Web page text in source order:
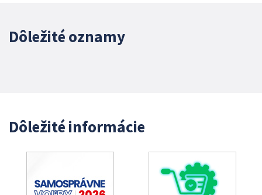
Dôležité oznamy
Dôležité informácie